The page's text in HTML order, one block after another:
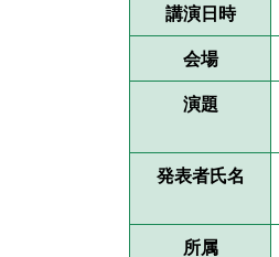
講演日時
会場
演題
発表者氏名
所属